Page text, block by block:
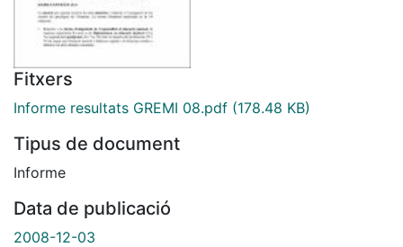
Fitxers
Informe resultats GREMI 08.pdf (178.48 KB)
Tipus de document
Informe
Data de publicació
2008-12-03